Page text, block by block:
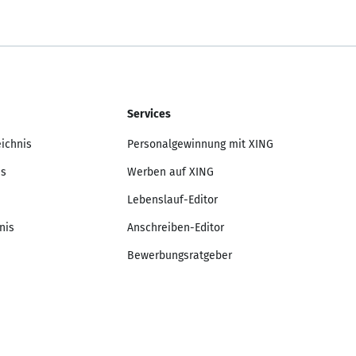
Services
Personalgewinnung mit XING
Werben auf XING
Lebenslauf-Editor
Anschreiben-Editor
Bewerbungsratgeber